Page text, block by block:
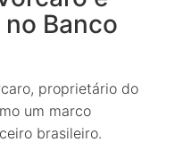
Banco
proprietário do
um marco
brasileiro.